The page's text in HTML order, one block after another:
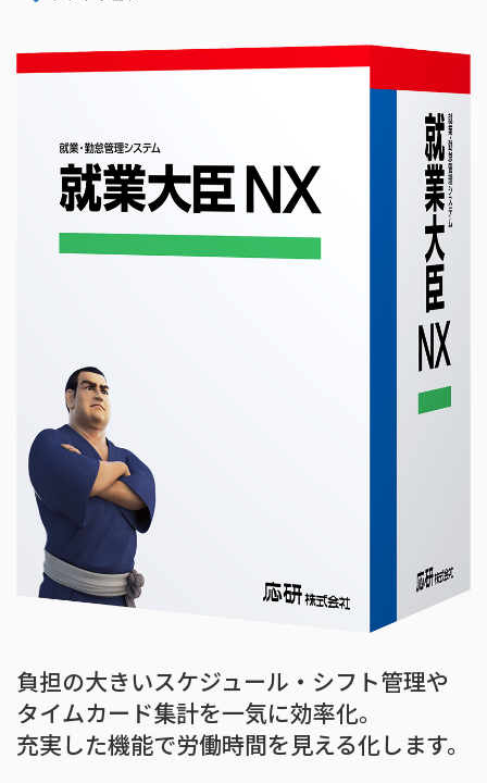
負担の大きいスケジュール・シフト管理や
タイムカード集計を一気に効率化。
充実した機能で労働時間を見える化します。